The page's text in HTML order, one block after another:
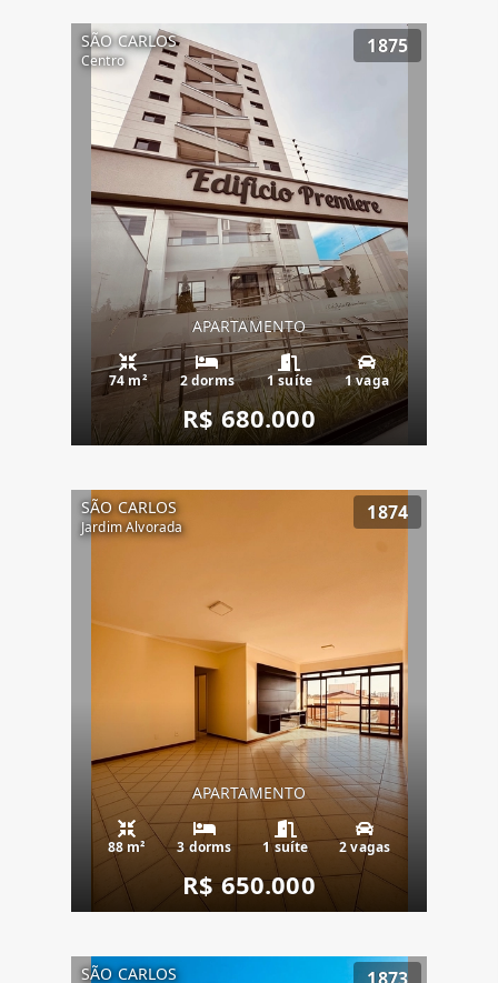
SÃO CARLOS
Centro
1875
APARTAMENTO
74 m² 2 dorms 1 suíte 1 vaga
R$ 680.000
SÃO CARLOS
Jardim Alvorada
1874
APARTAMENTO
88 m² 3 dorms 1 suíte 2 vagas
R$ 650.000
SÃO CARLOS